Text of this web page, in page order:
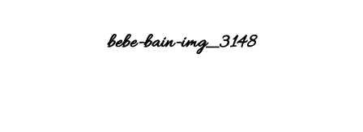
bebe-bain-img_3148